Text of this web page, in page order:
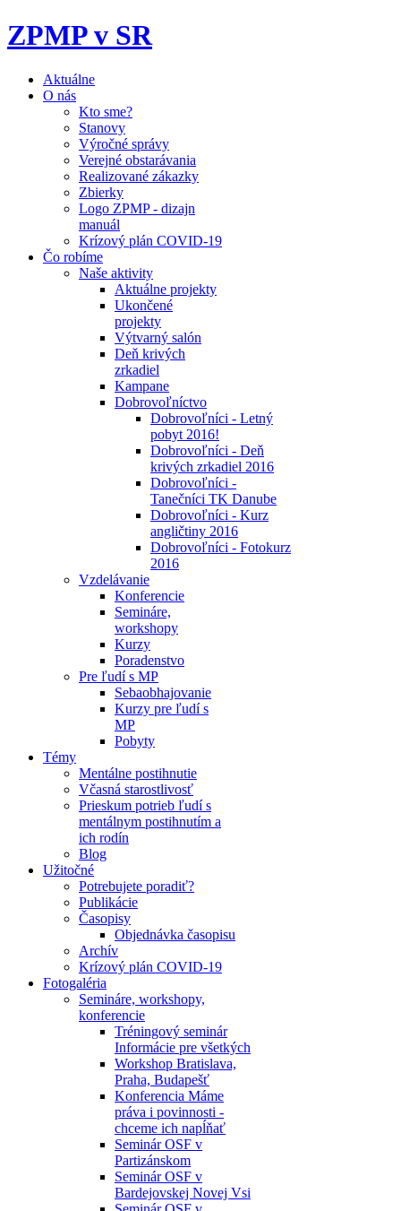
ZPMP v SR
Aktuálne
O nás
Kto sme?
Stanovy
Výročné správy
Verejné obstarávania
Realizované zákazky
Zbierky
Logo ZPMP - dizajn
manuál
Krízový plán COVID-19
Čo robíme
Naše aktivity
Aktuálne projekty
Ukončené
projekty
Výtvarný salón
Deň krivých
zrkadiel
Kampane
Dobrovoľníctvo
Dobrovoľníci - Letný
pobyt 2016!
Dobrovoľníci - Deň
krivých zrkadiel 2016
Dobrovoľníci -
Tanečníci TK Danube
Dobrovoľníci - Kurz
angličtiny 2016
Dobrovoľníci - Fotokurz
2016
Vzdelávanie
Konferencie
Semináre,
workshopy
Kurzy
Poradenstvo
Pre ľudí s MP
Sebaobhajovanie
Kurzy pre ľudí s
MP
Pobyty
Témy
Mentálne postihnutie
Včasná starostlivosť
Prieskum potrieb ľudí s
mentálnym postihnutím a
ich rodín
Blog
Užitočné
Potrebujete poradiť?
Publikácie
Časopisy
Objednávka časopisu
Archív
Krízový plán COVID-19
Fotogaléria
Semináre, workshopy,
konferencie
Tréningový seminár
Informácie pre všetkých
Workshop Bratislava,
Praha, Budapešť
Konferencia Máme
práva i povinnosti -
chceme ich napĺňať
Seminár OSF v
Partizánskom
Seminár OSF v
Bardejovskej Novej Vsi